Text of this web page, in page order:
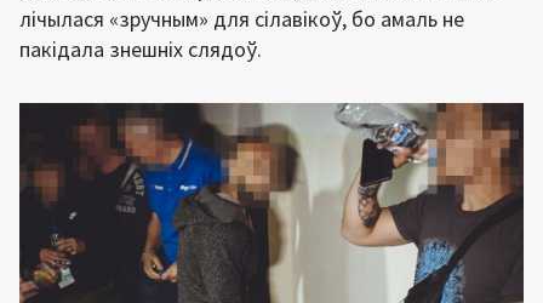
лічылася «зручным» для сілавікоў, бо амаль не
пакідала знешніх слядоў.